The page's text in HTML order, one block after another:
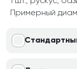
Примерный